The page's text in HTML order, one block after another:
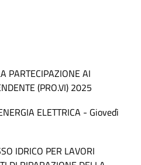
PARTECIPAZIONE AI
(PRO.VI) 2025
ELETTRICA - Giovedì
IDRICO PER LAVORI